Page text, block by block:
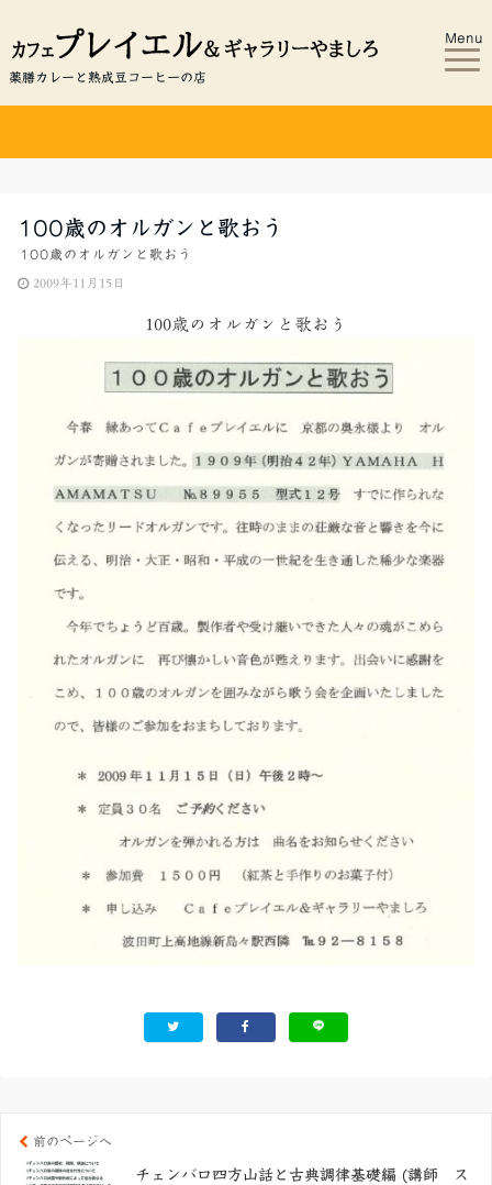
薬膳カレーと熟成豆コーヒーの店
Menu
100歳のオルガンと歌おう
100歳のオルガンと歌おう
2009年11月15日
100歳のオルガンと歌おう
前のページへ
チェンバロ四方山話と古典調律基礎編 (講師 ス